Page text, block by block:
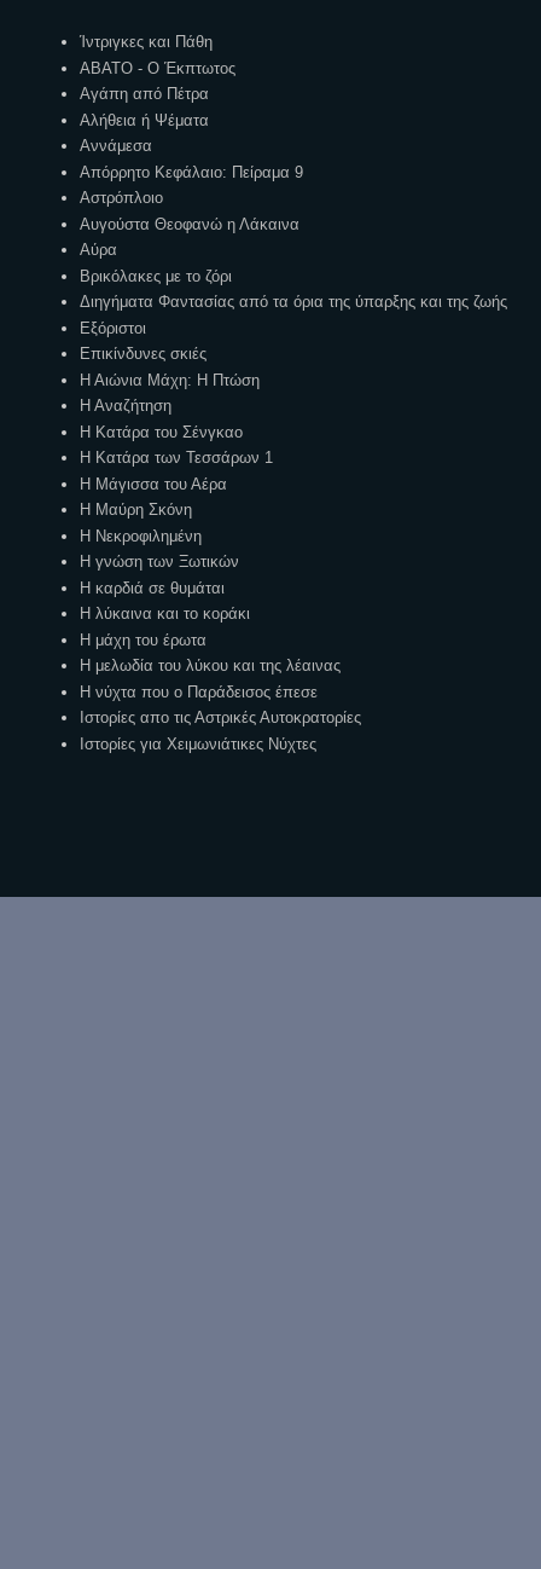
Ίντριγκες και Πάθη
ΑΒΑΤΟ - Ο Έκπτωτος
Αγάπη από Πέτρα
Αλήθεια ή Ψέματα
Αννάμεσα
Απόρρητο Κεφάλαιο: Πείραμα 9
Αστρόπλοιο
Αυγούστα Θεοφανώ η Λάκαινα
Αύρα
Βρικόλακες με το ζόρι
Διηγήματα Φαντασίας από τα όρια της ύπαρξης και της ζωής
Εξόριστοι
Επικίνδυνες σκιές
Η Αιώνια Μάχη: Η Πτώση
Η Αναζήτηση
Η Κατάρα του Σένγκαο
Η Κατάρα των Τεσσάρων 1
Η Μάγισσα του Αέρα
Η Μαύρη Σκόνη
Η Νεκροφιλημένη
Η γνώση των Ξωτικών
Η καρδιά σε θυμάται
Η λύκαινα και το κοράκι
Η μάχη του έρωτα
Η μελωδία του λύκου και της λέαινας
Η νύχτα που ο Παράδεισος έπεσε
Ιστορίες απο τις Αστρικές Αυτοκρατορίες
Ιστορίες για Χειμωνιάτικες Νύχτες